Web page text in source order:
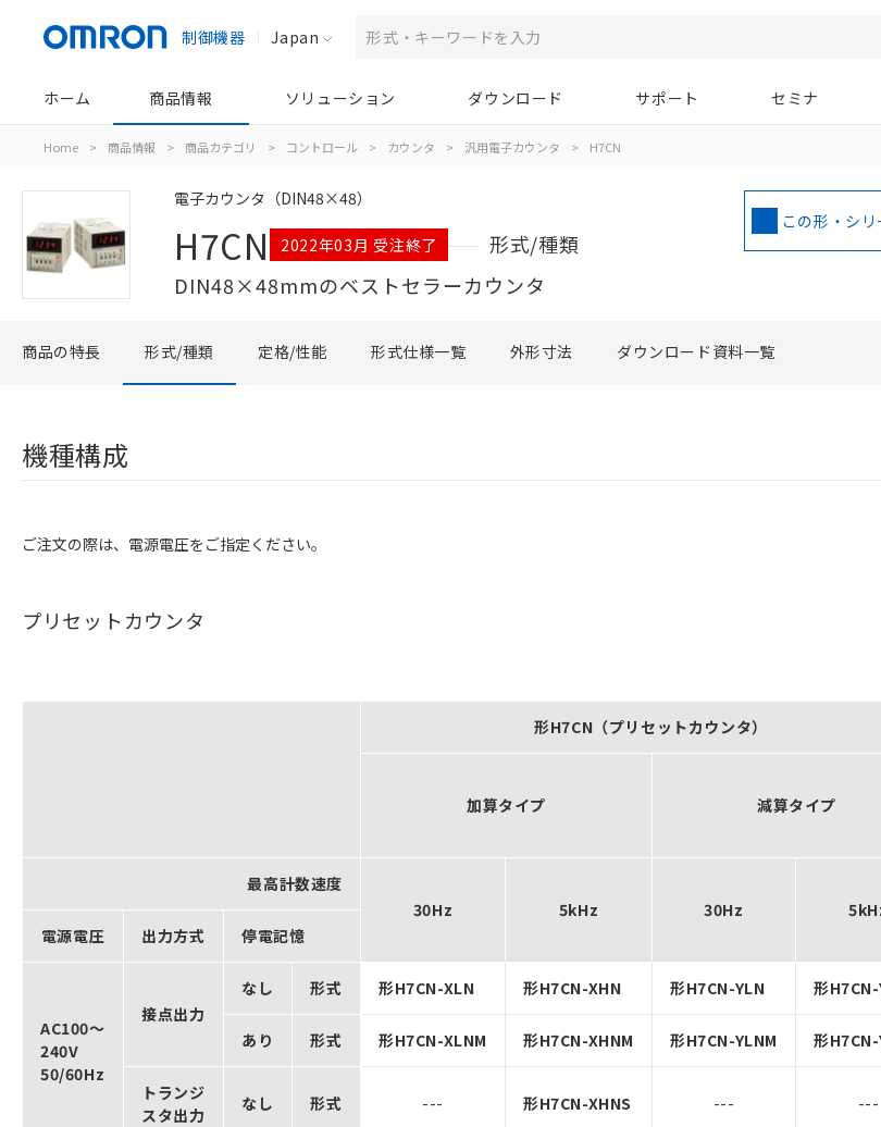
制御機器 Japan
ホーム 商品情報 ソリューション ダウンロード サポート セミナ
Home > 商品情報 > 商品カテゴリ > コントロール > カウンタ > 汎用電子カウンタ > H7CN
電子カウンタ（DIN48×48）
H7CN 2022年03月 受注終了
形式/種類
DIN48×48mmのベストセラーカウンタ
この形・シ
商品の特長 形式/種類 定格/性能 形式仕様一覧 外形寸法 ダウンロード資料一覧
機種構成
ご注文の際は、電源電圧をご指定ください。
プリセットカウンタ
形H7CN（プリセットカウンタ）
加算タイプ 減算タイプ
最高計数速度
30Hz
5kHz 30Hz
電源電圧
出力方式 停電記憶
AC100～
240V
50/60Hz
接点出力
なし 形式 形H7CN-XLN 形H7CN-XHN 形H7CN-YLN 形H7CN-
あり 形式 形H7CN-XLNM 形H7CN-XHNM 形H7CN-YLNM
形H7CN-
トランジ
スタ出力
なし 形式 --- 形H7CN-XHNS --- ---